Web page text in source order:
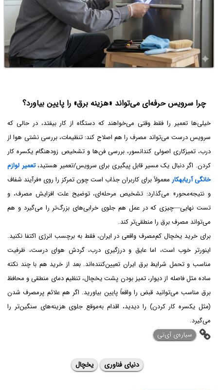
چرا سرویس حرفه‌ای می‌تواند «هزینه برق» را پایین بیاورد؟
خیلی‌ها تعمیر را فقط وقتی می‌خواهند که دستگاه از کار بیفتد، در حالی که
سرویس درست می‌تواند مصرف را هم اصلاح کند: تنظیمات، بررسی نشتی هوا از
درب، تمیزکاری اصولی کندانسور، بررسی فن‌ها و تشخیص زودهنگام یکسره کار
کردن. اگر دنبال یک مسیر قابل پیگیری برای سرویس/تعمیر هستید،تعمیر لوازم
خانگی آریابهکار معمولاً برای کاربران جذاب است چون تمرکز را روی «فرآیند شفاف
و نتیجه‌محور» می‌گذارد: تشخیص مرحله‌ای، توضیح علت افزایش مصرف، و
تست نهایی—چیزی که در عمل هم جلوی خرابی‌های بزرگ‌تر را می‌گیرد و هم
می‌تواند مصرف برق را منطقی‌تر کند.
برای خرید یخچال کم‌مصرف واقعی در ایران، فقط به برچسب انرژی اکتفا نکنید.
اینورتر خوب است، اما عایق و درزگیری درب، گردش هوای درست، ظرفیت
مناسب و تحمل شرایط برق ایران تعیین‌کننده‌اند. بعد از خرید هم با چند نکته
ساده مثل فاصله از دیوار، تمیز بودن پشت یخچال، تنظیم دمای منطقی و محافظ
برق مناسب می‌توانید قبض را واقعاً پایین بیاورید. اگر هم علائم پرمصرف شدن
(مثل یکسره کار کردن) را دیدید، اقدام به‌موقع جلوی هزینه‌های سنگین‌تر را
می‌گیرد.
‌سیاره‌ی آی‌تی
دنیای فناوری یخچال